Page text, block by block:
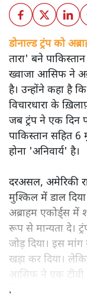
डोनाल्ड ट्रंप को
तारा' बने
ख्वाजा आसिफ ने
है। उन्होंने कहा है
विचारधारा के
जब ट्रंप ने एक दिन
पाकिस्तान सहित 6
होना 'अनिवार्य' है।
दरअसल, अमेरिकी
मुश्किल में डाल
अब्राहम एकोर्ड्स
रूप से मान्यता दे।
जोड़ दिया। इस
खड़ा कर दिया।
आसिफ ने एक टीवी
विचारधारा से